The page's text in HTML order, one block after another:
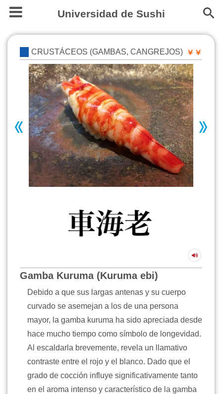
Universidad de Sushi
CRUSTÁCEOS (GAMBAS, CANGREJOS)
Gamba Kuruma (Kuruma ebi)
Debido a que sus largas antenas y su cuerpo
curvado se asemejan a los de una persona
mayor, la gamba kuruma ha sido apreciada desde
hace mucho tiempo como símbolo de longevidad.
Al escaldarla brevemente, revela un llamativo
contraste entre el rojo y el blanco. Dado que el
grado de cocción influye significativamente tanto
en el aroma intenso y característico de la gamba